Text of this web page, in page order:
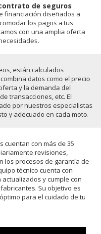
de seguros
financiación diseñados a
los pagos a tus
con una amplia oferta
están calculados
datos como el precio
y la demanda del
transacciones, etc. El
por nuestros especialistas
y adecuado en cada moto.
cuentan con más de 35
revisiones,
los procesos de garantía de
técnico cuenta con
y cumple con
Su objetivo es
para el cuidado de tu